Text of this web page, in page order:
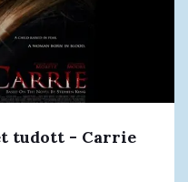
tudott - Carrie